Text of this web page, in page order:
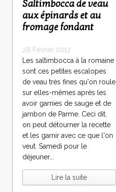
Saltimbocca de veau
aux épinards et au
fromage fondant
28 Février 2017
Les saltimbocca à la romaine
sont ces petites escalopes
de veau très fines qu'on roule
sur elles-mêmes après les
avoir garnies de sauge et de
jambon de Parme. Ceci dit,
on peut détourner la recette
et les garnir avec ce que l'on
veut. Samedi pour le
déjeuner...
Lire la suite